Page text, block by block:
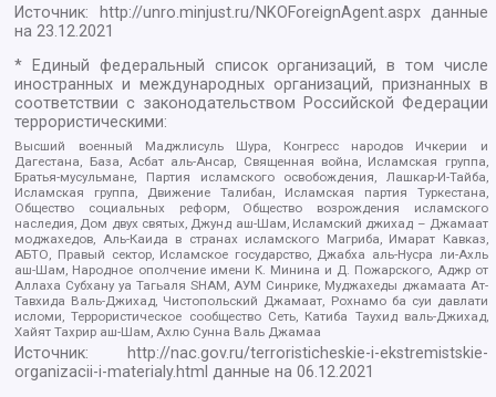
Источник: http://unro.minjust.ru/NKOForeignAgent.aspxданные
на23.12.2021
* Единый федеральный список организаций, в том числе
иностранных и международных организаций, признанных в
соответствии с законодательством Российской Федерации
террористическими:
Высший военный Маджлисуль Шура, Конгресс народов Ичкерии и
Дагестана, База, Асбат аль-Ансар, Священная война, Исламская группа,
Братья-мусульмане, Партия исламского освобождения, Лашкар-И-Тайба,
Исламская группа, Движение Талибан, Исламская партия Туркестана,
Общество социальных реформ, Общество возрождения исламского
наследия, Дом двух святых, Джунд аш-Шам, Исламский джихад – Джамаат
моджахедов, Аль-Каида в странах исламского Магриба, Имарат Кавказ,
АБТО, Правый сектор, Исламское государство, Джабха аль-Нусра ли-Ахль
аш-Шам, Народное ополчение имени К. Минина и Д. Пожарского, Аджр от
Аллаха Субхану уа Тагьаля SHAM, АУМ Синрике, Муджахеды джамаата Ат-
Тавхида Валь-Джихад, Чистопольский Джамаат, Рохнамо ба суи давлати
исломи, Террористическое сообщество Сеть, Катиба Таухид валь-Джихад,
Хайят Тахрир аш-Шам, Ахлю Сунна Валь Джамаа
Источник:
http://nac.gov.ru/terroristicheskie-i-ekstremistskie-
organizacii-i-materialy.html данные на06.12.2021